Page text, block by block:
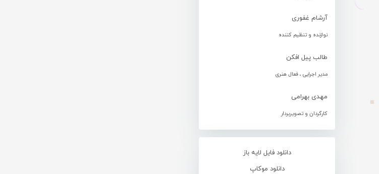
آرشام غفوری
نوازنده و تنظیم کننده
طالب پیل افکن
مدیر اجرایی ، فعال هنری
مهدی بهرامی
کارگردان و تصویربردار
دانلود فایل لایه باز
دانلود موکاپ